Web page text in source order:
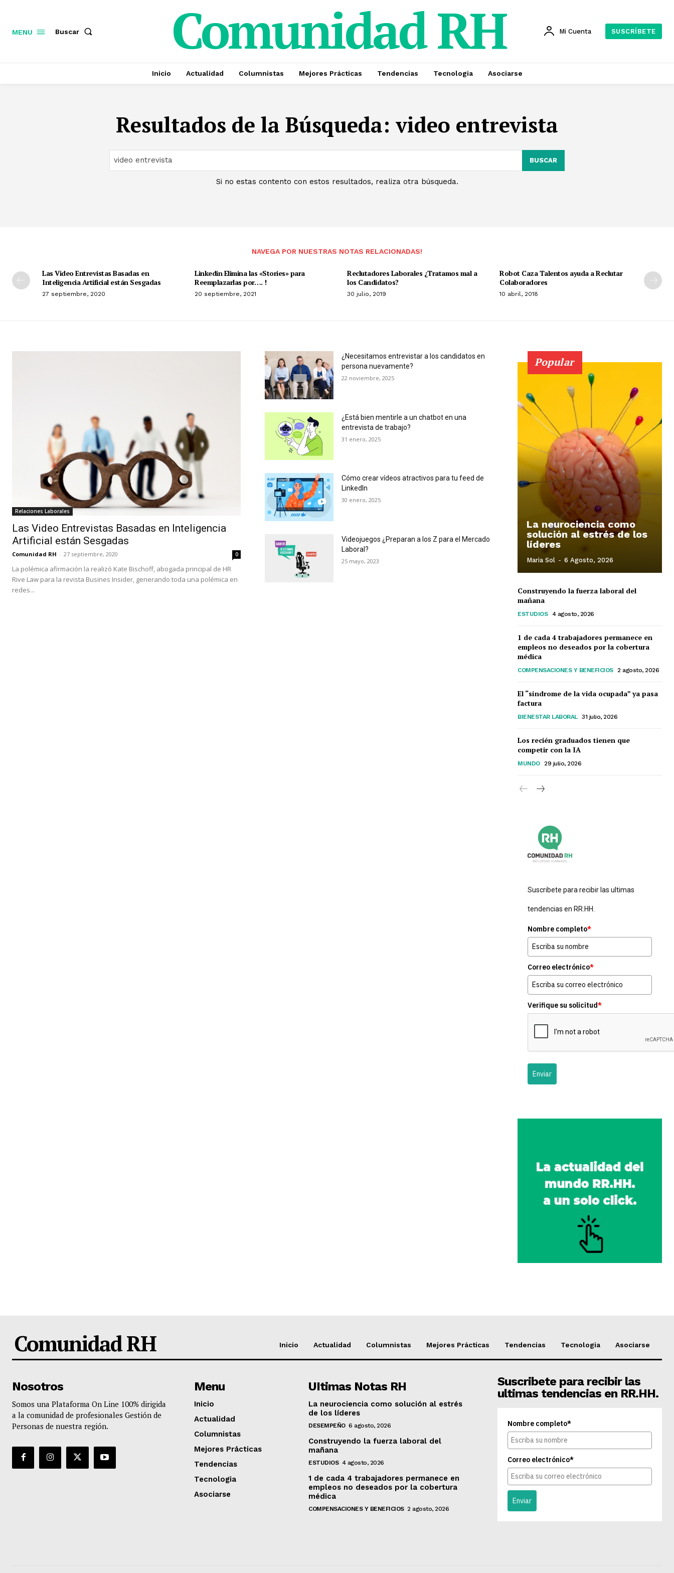
MENU Buscar Comunidad RH Mi Cuenta SUSCRÍBETE
Inicio Actualidad Columnistas Mejores Prácticas Tendencias Tecnologia Asociarse
Resultados de la Búsqueda: video entrevista
BUSCAR
Si no estas contento con estos resultados, realiza otra búsqueda.
NAVEGA POR NUESTRAS NOTAS RELACIONADAS!
Las Video Entrevistas Basadas en
Inteligencia Artificial están Sesgadas
27 septiembre, 2020
Linkedin Elimina las «Stories» para
Reemplazarlas por…. !
20 septiembre, 2021
Reclutadores Laborales ¿Tratamos mal a
los Candidatos?
30 julio, 2019
Robot Caza Talentos ayuda a Reclutar
Colaboradores
10 abril, 2018
Relaciones Laborales
Las Video Entrevistas Basadas en Inteligencia
Artificial están Sesgadas
Comunidad RH - 27 septiembre, 2020 0
La polémica afirmación la realizó Kate Bischoff, abogada principal de HR
Rive Law para la revista Busines Insider, generando toda una polémica en
redes...
¿Necesitamos entrevistar a los candidatos en
persona nuevamente?
22 noviembre, 2025
¿Está bien mentirle a un chatbot en una
entrevista de trabajo?
31 enero, 2025
Cómo crear vídeos atractivos para tu feed de
LinkedIn
30 enero, 2025
Videojuegos ¿Preparan a los Z para el Mercado
Laboral?
25 mayo, 2023
Popular
La neurociencia como
solución al estrés de los
líderes
Maria Sol - 6 Agosto, 2026
Construyendo la fuerza laboral del
mañana
ESTUDIOS 4 agosto, 2026
1 de cada 4 trabajadores permanece en
empleos no deseados por la cobertura
médica
COMPENSACIONES Y BENEFICIOS 2 agosto, 2026
El “síndrome de la vida ocupada” ya pasa
factura
BIENESTAR LABORAL 31 julio, 2026
Los recién graduados tienen que
competir con la IA
MUNDO 29 julio, 2026
Suscribete para recibir las ultimas
tendencias en RR.HH.
Nombre completo*
Correo electrónico*
Verifique su solicitud*
Enviar
Comunidad RH Inicio Actualidad Columnistas Mejores Prácticas Tendencias Tecnologia Asociarse
Nosotros
Somos una Plataforma On Line 100% dirigida
a la comunidad de profesionales Gestión de
Personas de nuestra región.
Menu
Inicio
Actualidad
Columnistas
Mejores Prácticas
Tendencias
Tecnologia
Asociarse
UItimas Notas RH
La neurociencia como solución al estrés
de los líderes
DESEMPEÑO 6 agosto, 2026
Construyendo la fuerza laboral del
mañana
ESTUDIOS 4 agosto, 2026
1 de cada 4 trabajadores permanece en
empleos no deseados por la cobertura
médica
COMPENSACIONES Y BENEFICIOS 2 agosto, 2026
Suscribete para recibir las
ultimas tendencias en RR.HH.
Nombre completo*
Correo electrónico*
Enviar